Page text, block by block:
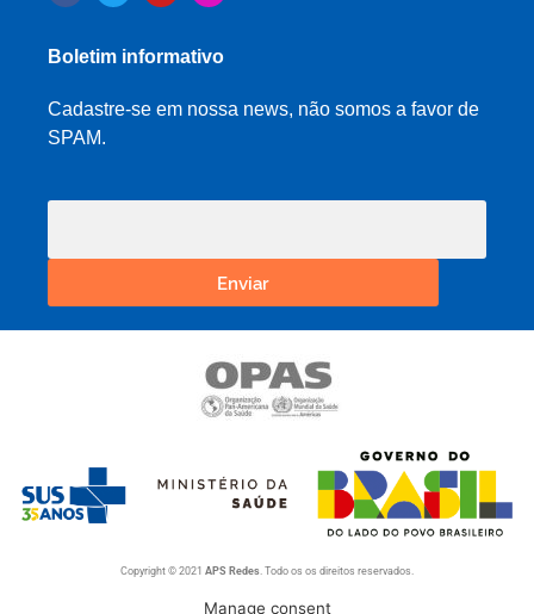
Boletim informativo
Cadastre-se em nossa news, não somos a favor de
SPAM.
Enviar
Copyright © 2021 APS Redes. Todo os os direitos reservados.
Manage consent